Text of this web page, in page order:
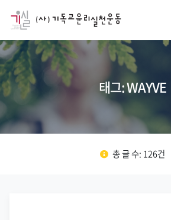
태그: WAYVE
총 글 수: 126건